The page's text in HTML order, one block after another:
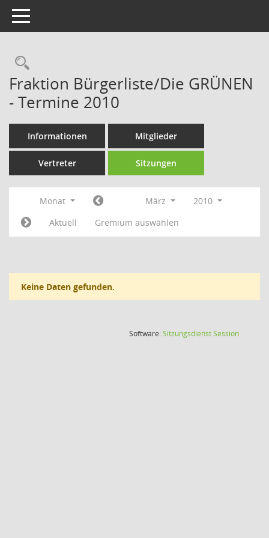
Toggle navigation
Rechercheauswahl
Fraktion Bürgerliste/Die GRÜNEN
- Termine 2010
Informationen Mitglieder
Vertreter Sitzungen
Monat März
2010
Aktuell
Gremium auswählen
Keine Daten gefunden.
Software:SitzungsdienstSession(Wird in